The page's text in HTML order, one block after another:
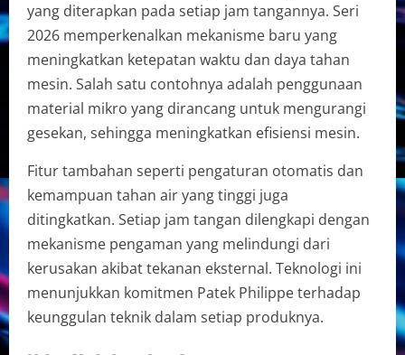
yang diterapkan pada setiap jam tangannya. Seri
2026 memperkenalkan mekanisme baru yang
meningkatkan ketepatan waktu dan daya tahan
mesin. Salah satu contohnya adalah penggunaan
material mikro yang dirancang untuk mengurangi
gesekan, sehingga meningkatkan efisiensi mesin.
Fitur tambahan seperti pengaturan otomatis dan
kemampuan tahan air yang tinggi juga
ditingkatkan. Setiap jam tangan dilengkapi dengan
mekanisme pengaman yang melindungi dari
kerusakan akibat tekanan eksternal. Teknologi ini
menunjukkan komitmen Patek Philippe terhadap
keunggulan teknik dalam setiap produknya.